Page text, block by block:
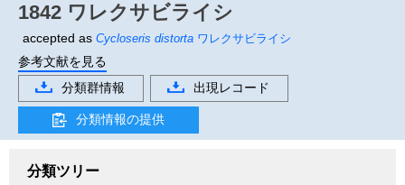
1842 ワレクサビライシ
accepted as Cycloseris distorta ワレクサビライシ
参考文献を見る
分類群情報
出現レコード
分類情報の提供
分類ツリー